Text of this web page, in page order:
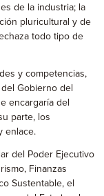
de la industria; la
pluricultural y de
todo tipo de
y competencias,
Gobierno del
encargaría del
parte, los
enlace.
del Poder Ejecutivo
Finanzas
Sustentable, el